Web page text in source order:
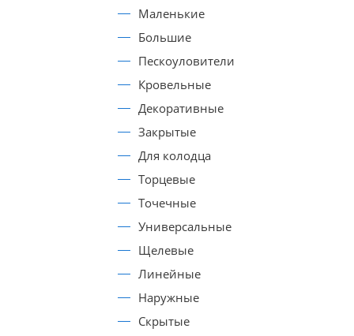
Маленькие
Большие
Пескоуловители
Кровельные
Декоративные
Закрытые
Для колодца
Торцевые
Точечные
Универсальные
Щелевые
Линейные
Наружные
Скрытые